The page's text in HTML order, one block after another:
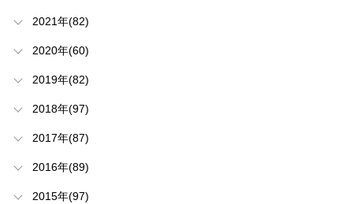
2021年(82)
2020年(60)
2019年(82)
2018年(97)
2017年(87)
2016年(89)
2015年(97)